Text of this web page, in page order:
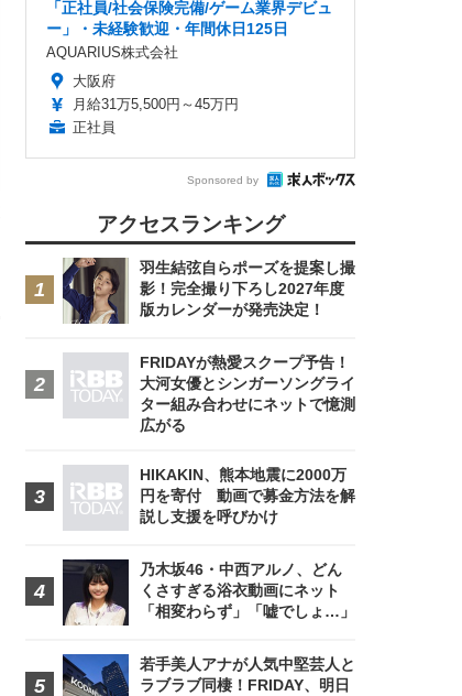
「正社員/社会保険完備/ゲーム業界デビュ
ー」・未経験歓迎・年間休日125日
AQUARIUS株式会社
大阪府
月給31万5,500円～45万円
正社員
Sponsored by
アクセスランキング
羽生結弦自らポーズを提案し撮
影！完全撮り下ろし2027年度
版カレンダーが発売決定！
FRIDAYが熱愛スクープ予告！
大河女優とシンガーソングライ
ター組み合わせにネットで憶測
広がる
HIKAKIN、熊本地震に2000万
円を寄付 動画で募金方法を解
説し支援を呼びかけ
乃木坂46・中西アルノ、どん
くさすぎる浴衣動画にネット
「相変わらず」「嘘でしょ…」
若手美人アナが人気中堅芸人と
ラブラブ同棲！FRIDAY、明日